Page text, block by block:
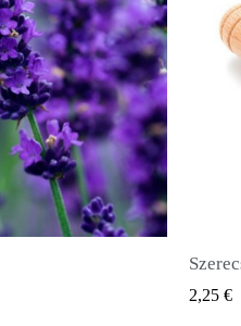
(Pimenta dioica)
2,50 €